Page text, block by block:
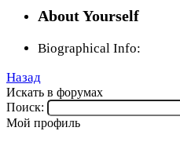
About Yourself
Biographical Info:
Назад
Искать в форумах
Поиск:
Мой профиль